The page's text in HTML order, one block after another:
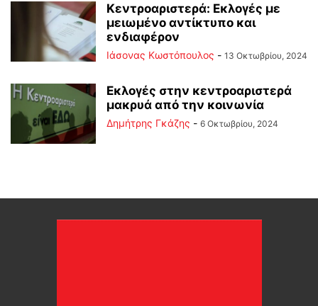
Κεντροαριστερά: Εκλογές με
μειωμένο αντίκτυπο και
ενδιαφέρον
Ιάσονας Κωστόπουλος - 13 Οκτωβρίου, 2024
Εκλογές στην κεντροαριστερά
μακρυά από την κοινωνία
Δημήτρης Γκάζης - 6 Οκτωβρίου, 2024